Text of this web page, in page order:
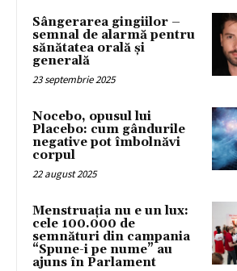
Sângerarea gingiilor –
semnal de alarmă pentru
sănătatea orală și
generală
23 septembrie 2025
Nocebo, opusul lui
Placebo: cum gândurile
negative pot îmbolnăvi
corpul
22 august 2025
Menstruația nu e un lux:
cele 100.000 de
semnături din campania
“Spune-i pe nume” au
ajuns în Parlament